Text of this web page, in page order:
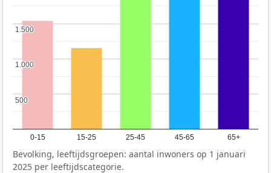
0-15 15-25 25-45 45-65 65+
500
500
1.000
1.000
1.500
1.500
Bevolking, leeftijdsgroepen: aantal inwoners op 1 januari
2025 per leeftijdscategorie.